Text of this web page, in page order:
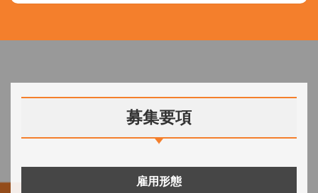
募集要項
雇用形態